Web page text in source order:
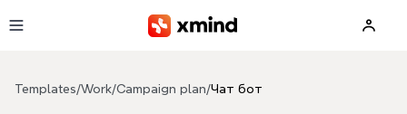
Templates/Work/Campaign plan/Чат бот